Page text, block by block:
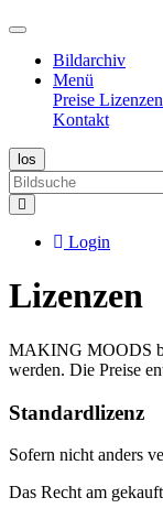
Bildarchiv
Menü
Preise Lizenzen
Kontakt
Login
Lizenzen
MAKING MOODS
werden. Die Preise
Standardlizenz
Sofern nicht anders
Das Recht am